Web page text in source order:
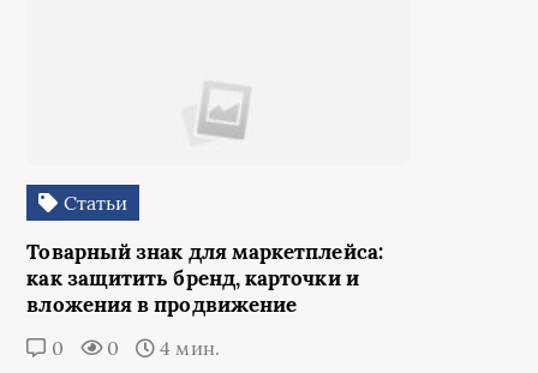
Статьи
Товарный знак для маркетплейса:
как защитить бренд, карточки и
вложения в продвижение
0 0 4 мин.